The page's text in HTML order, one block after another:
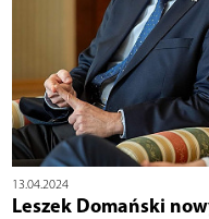
13.04.2024
Leszek Domański